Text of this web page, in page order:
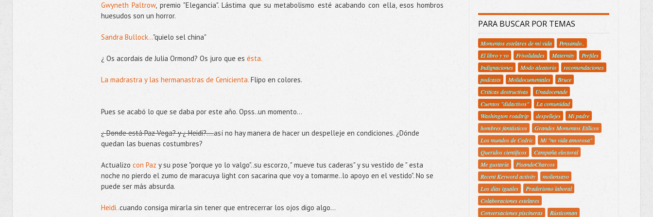
Gwyneth Paltrow, premio "Elegancia". Lástima que su metabolismo esté acabando con ella, esos hombros
huesudos son un horror.
Sandra Bullock..."quielo sel china"
¿ Os acordais de Julia Ormond? Os juro que es ésta.
La madrastra y las hermanastras de Cenicienta.Flipo en colores.
Pues se acabó lo que se daba por este año. Opss..un momento...
¿ Donde está Paz Vega? y ¿ Heidi?....así no hay manera de hacer un despelleje en condiciones. ¿Dónde
quedan las buenas costumbres?
Actualizo con Paz y su pose "porque yo lo valgo"..su escorzo, " mueve tus caderas" y su vestido de " esta
noche no pierdo el zumo de maracuya light con sacarina que voy a tomarme..lo apoyo en el vestido". No se
puede ser más absurda.
Heidi..cuando consiga mirarla sin tener que entrecerrar los ojos digo algo...
PARA BUSCAR POR TEMAS
Momentos estelares de mi vida
Pensando..
El libro y yo
Frivolidades Maternity
Perfiles
Indignaciones
Modo aleatorio
recomendaciones
podcasts
Molidocumentales
Bruce
Criticas destructivas
Unadocenade
Cuentos "didactivos"
La comunidad
Washington roadtrip
despellejes
Mi padre
hombres fantásticos
Grandes Momentos Etílicos
Los mundos de Cedric
Mi "no vida amorosa"
Queridos científicos
Campaña electoral
Me gustaría
PisandoCharcos
Recent Keyword activity
moliensayo
Los días iguales
Praderismo laboral
Colaboraciones estelares
Conversaciones piscineras
Rústicoman